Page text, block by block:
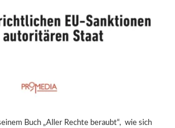
Buch „Aller Rechte beraubt“, wie sich